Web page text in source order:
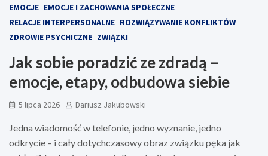
EMOCJE EMOCJE I ZACHOWANIA SPOŁECZNE
RELACJE INTERPERSONALNE ROZWIĄZYWANIE KONFLIKTÓW
ZDROWIE PSYCHICZNE ZWIĄZKI
Jak sobie poradzić ze zdradą –
emocje, etapy, odbudowa siebie
5 lipca 2026 Dariusz Jakubowski
Jedna wiadomość w telefonie, jedno wyznanie, jedno
odkrycie – i cały dotychczasowy obraz związku pęka jak